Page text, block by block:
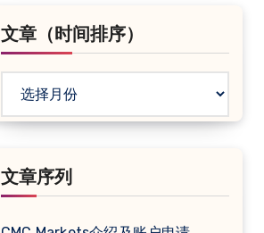
文章（时间排序）
（时
排
文章序列